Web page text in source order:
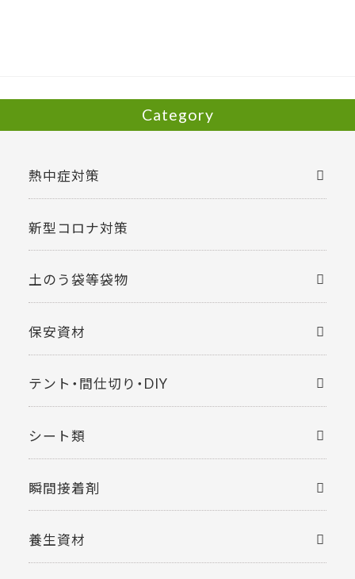
Category
熱中症対策
新型コロナ対策
土のう袋等袋物
保安資材
テント・間仕切り・DIY
シート類
瞬間接着剤
養生資材